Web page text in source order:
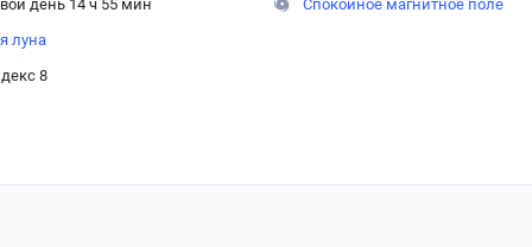
день 14 ч 55 мин
луна
8
Спокойное магнитное поле